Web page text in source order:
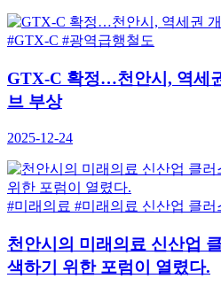
#GTX-C #광역급행철도
GTX-C 확정…천안시, 역세
브 부상
2025-12-24
#미래의료 #미래의료 신산업 클러
천안시의 미래의료 신산업
색하기 위한 포럼이 열렸다.